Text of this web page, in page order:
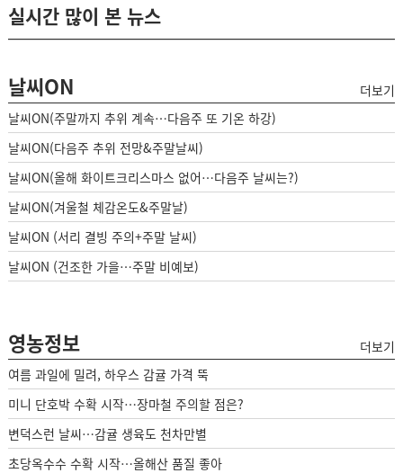
실시간 많이 본 뉴스
날씨ON
더보기
날씨ON(주말까지 추위 계속…다음주 또 기온 하강)
날씨ON(다음주 추위 전망&주말날씨)
날씨ON(올해 화이트크리스마스 없어…다음주 날씨는?)
날씨ON(겨울철 체감온도&주말날)
날씨ON (서리 결빙 주의+주말 날씨)
날씨ON (건조한 가을…주말 비예보)
영농정보
더보기
여름 과일에 밀려, 하우스 감귤 가격 뚝
미니 단호박 수확 시작…장마철 주의할 점은?
변덕스런 날씨…감귤 생육도 천차만별
초당옥수수 수확 시작…올해산 품질 좋아